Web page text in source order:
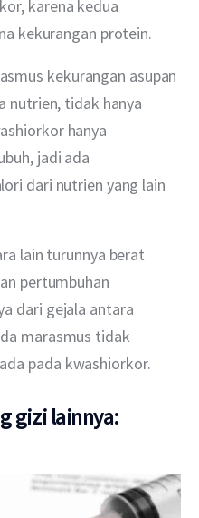
karena kedua
kekurangan protein.
kekurangan asupan
nutrien, tidak hanya
hanya
jadi ada
dari nutrien yang lain
lain turunnya berat
pertumbuhan
dari gejala antara
marasmus tidak
pada kwashiorkor.
gizi lainnya: